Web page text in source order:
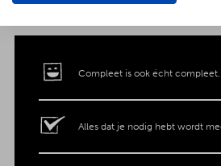
Compleet is ook écht compleet.
Alles dat je nodig hebt wordt